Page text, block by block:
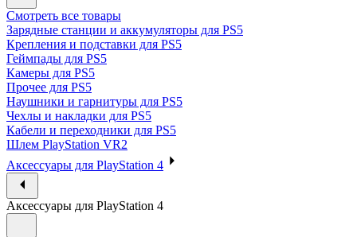
Смотреть все товары
Зарядные станции и аккумуляторы для PS5
Крепления и подставки для PS5
Геймпады для PS5
Камеры для PS5
Прочее для PS5
Наушники и гарнитуры для PS5
Чехлы и накладки для PS5
Кабели и переходники для PS5
Шлем PlayStation VR2
Аксессуары для PlayStation 4
Аксессуары для PlayStation 4